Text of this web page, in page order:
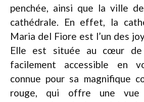
penchée, ainsi que la ville
cathédrale. En effet, la
Maria del Fiore est l’un des
Elle est située au cœur
facilement accessible en
connue pour sa magnifique
rouge, qui offre une vue